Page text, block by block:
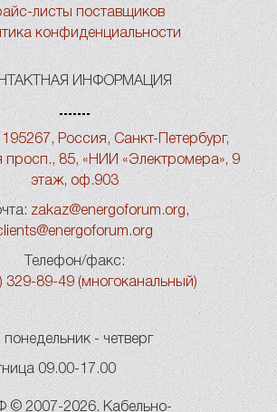
листы поставщиков
конфиденциальности
ИНФОРМАЦИЯ
195267, Россия, Санкт-Петербург,
просп., 85, «НИИ «Электромера», 9
этаж, оф.903
zakaz@energoforum.org ,
Телефон/факс:
329-89-49 (многоканальный)
- четверг
09.00-17.00
© 2007-2026. Кабельно-